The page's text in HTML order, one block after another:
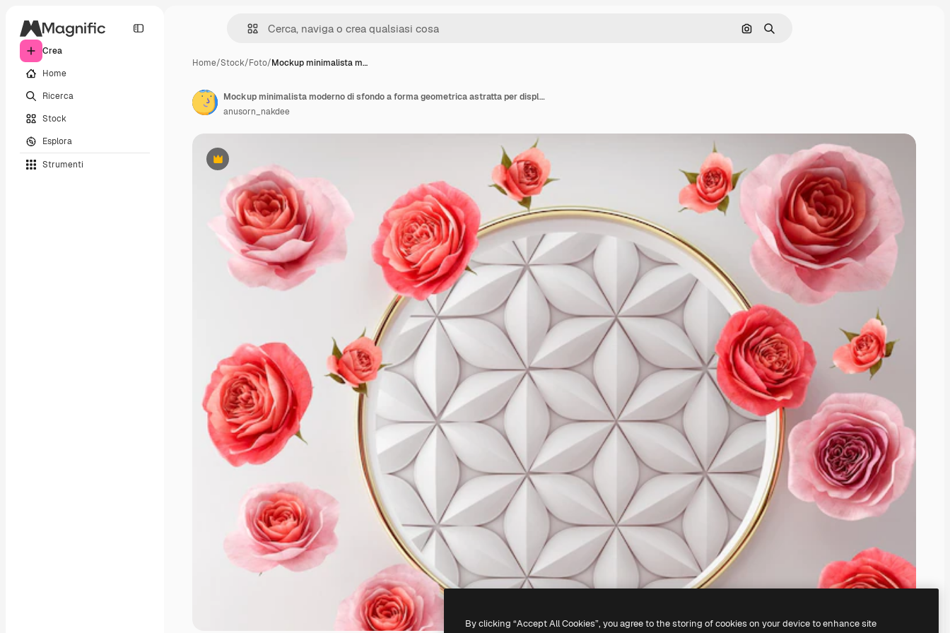
Crea
Home
Ricerca
Stock
Esplora
Strumenti
Cerca per immagine
Ricerca
Home/Stock/Foto/Mockup minimalista m…
Premium
Mockup minimalista moderno di sfondo a forma geometrica astratta per display sul podio con fiore
anusorn_nakdee
By clicking “Accept All Cookies”, you agree to the storing of cookies on your device to enhance site